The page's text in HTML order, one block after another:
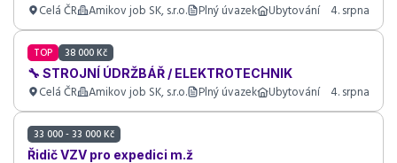
Celá ČR Amikov job SK, s.r.o. Plný úvazek Ubytování 4. srpna
TOP 38 000 Kč
🔧 STROJNÍ ÚDRŽBÁŘ / ELEKTROTECHNIK
Celá ČR Amikov job SK, s.r.o. Plný úvazek Ubytování 4. srpna
33 000 - 33 000 Kč
Řidič VZV pro expedici m.ž